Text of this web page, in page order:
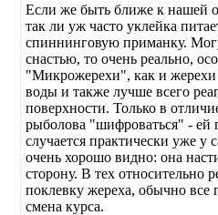
Если же быть ближе к нашей
так ли уж часто уклейка
спиннинговую приманку.
снастью, то очень реально,
"Микрожерехи", как и жерехи
воды и также лучше всего
поверхности. Только в
рыболова "шифроваться" - ей
случается практически уже
очень хорошо видно: она
сторону. В тех относительно
поклевку жереха, обычно все
смена курса.